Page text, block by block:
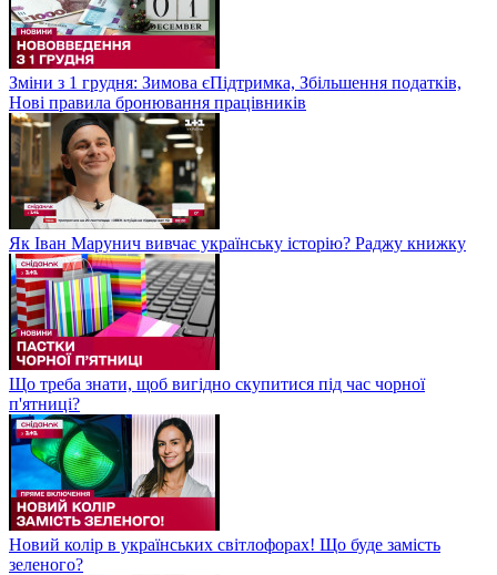
Зміни з 1 грудня: Зимова єПідтримка, Збільшення податків,
Нові правила бронювання працівників
Як Іван Марунич вивчає українську історію? Раджу книжку
Що треба знати, щоб вигідно скупитися під час чорної
п'ятниці?
Новий колір в українських світлофорах! Що буде замість
зеленого?